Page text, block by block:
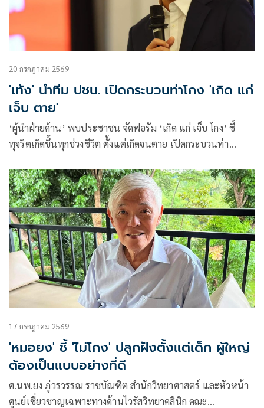
20 กรกฎาคม 2569
'เท้ง' นำทีม ปชน. เปิดกระบวนท่าโกง 'เกิด แก่
เจ็บ ตาย'
‘ผู้นำฝ่ายค้าน’ พบประชาชน จัดฟอรัม ‘เกิด แก่ เจ็บ โกง’ ชี้
ทุจริตเกิดขึ้นทุกช่วงชีวิต ตั้งแต่เกิดจนตาย เปิดกระบวนท่า
17 กรกฎาคม 2569
'หมอยง' ชี้ 'ไม่โกง' ปลูกฝังตั้งแต่เด็ก ผู้ใหญ่
ต้องเป็นแบบอย่างที่ดี
ศ.นพ.ยง ภู่วรวรรณ ราชบัณฑิต สำนักวิทยาศาสตร์ และหัวหน้า
ศูนย์เชี่ยวชาญเฉพาะทางด้านไวรัสวิทยาคลินิก คณะ